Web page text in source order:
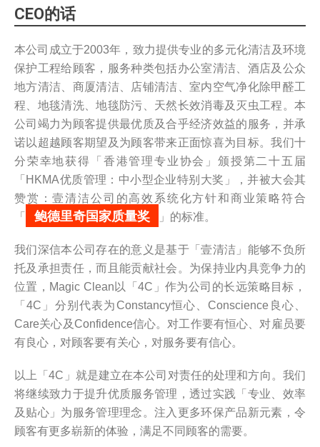
CEO的话
本公司成立于2003年，致力提供专业的多元化清洁及环境
保护工程给顾客，服务种类包括办公室清洁、酒店及公众
地方清洁、商厦清洁、店铺清洁、室内空气净化除甲醛工
程、地毯清洗、地毯防污、天然长效消毒及灭虫工程。本
公司竭力为顾客提供最优质及合乎经济效益的服务，并承
诺以超越顾客期望及为顾客带来正面惊喜为目标。我们十
分荣幸地获得「香港管理专业协会」颁授第二十五届
「HKMA优质管理：中小型企业特别大奖」，并被大会其
赞赏：壹清洁公司的高效系统化方针和商业策略符合
「
鲍德里奇国家质量奖 」的标准。
我们深信本公司存在的意义是基于「壹清洁」能够不负所
托及承担责任，而且能贡献社会。为保持业内具竞争力的
位置，Magic Clean以「4C」作为公司的长远策略目标，
「4C」分别代表为Constancy恒心、Conscience良心、
Care关心及Confidence信心。对工作要有恒心、对雇员要
有良心，对顾客要有关心，对服务要有信心。
以上「4C」就是建立在本公司对责任的处理和方向。我们
将继续致力于提升优质服务管理，透过实践「专业、效率
及贴心」为服务管理理念。注入更多环保产品新元素，令
顾客有更多崭新的体验，满足不同顾客的需要。